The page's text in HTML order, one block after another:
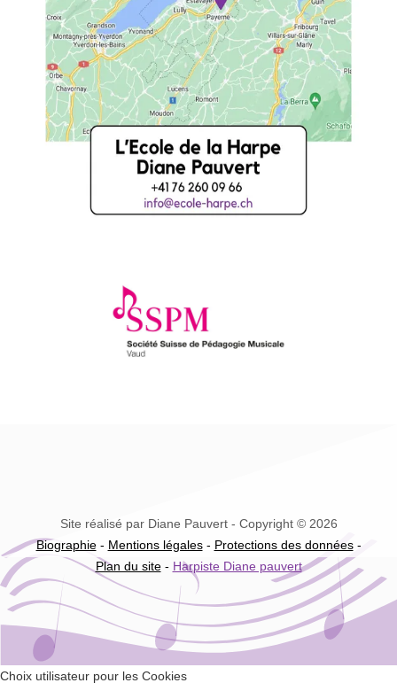
Site réalisé par Diane Pauvert - Copyright © 2026
Biographie- Mentions légales- Protections des données-
Plan du site- Harpiste Diane pauvert
Choix utilisateur pour les Cookies